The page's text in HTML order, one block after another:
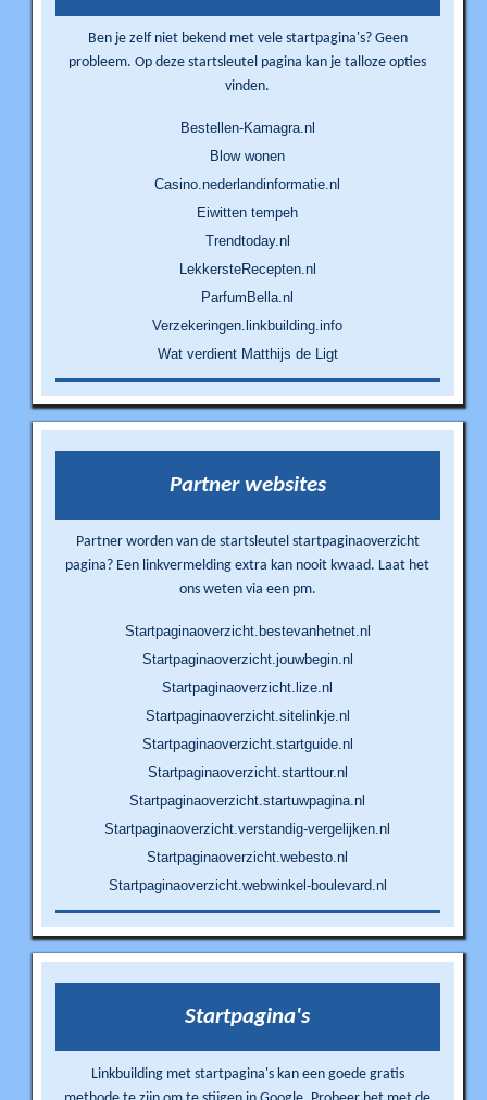
Ben je zelf niet bekend met vele startpagina's? Geen
probleem. Op deze startsleutel pagina kan je talloze opties
vinden.
Bestellen-Kamagra.nl
Blow wonen
Casino.nederlandinformatie.nl
Eiwitten tempeh
Trendtoday.nl
LekkersteRecepten.nl
ParfumBella.nl
Verzekeringen.linkbuilding.info
Wat verdient Matthijs de Ligt
Partner websites
Partner worden van de startsleutel startpaginaoverzicht
pagina? Een linkvermelding extra kan nooit kwaad. Laat het
ons weten via een pm.
Startpaginaoverzicht.bestevanhetnet.nl
Startpaginaoverzicht.jouwbegin.nl
Startpaginaoverzicht.lize.nl
Startpaginaoverzicht.sitelinkje.nl
Startpaginaoverzicht.startguide.nl
Startpaginaoverzicht.starttour.nl
Startpaginaoverzicht.startuwpagina.nl
Startpaginaoverzicht.verstandig-vergelijken.nl
Startpaginaoverzicht.webesto.nl
Startpaginaoverzicht.webwinkel-boulevard.nl
Startpagina's
Linkbuilding met startpagina's kan een goede gratis